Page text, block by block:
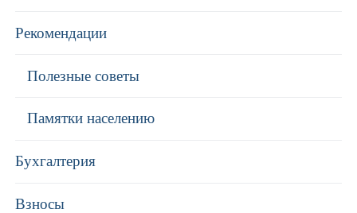
Рекомендации
Полезные советы
Памятки населению
Бухгалтерия
Взносы